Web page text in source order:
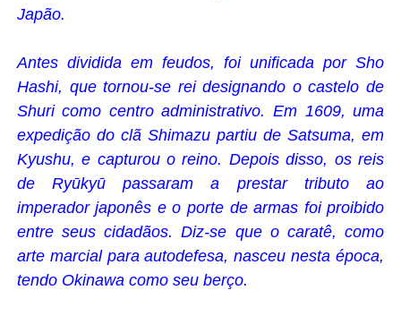
Japão.
Antes dividida em feudos, foi unificada por Sho
Hashi, que tornou-se rei designando o castelo de
Shuri como centro administrativo. Em 1609, uma
expedição do clã Shimazu partiu de Satsuma, em
Kyushu, e capturou o reino. Depois disso, os reis
de Ryūkyū passaram a prestar tributo ao
imperador japonês e o porte de armas foi proibido
entre seus cidadãos. Diz-se que o caratê, como
arte marcial para autodefesa, nasceu nesta época,
tendo Okinawa como seu berço.